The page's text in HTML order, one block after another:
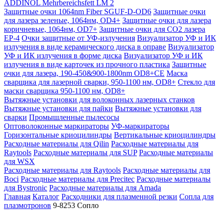
ADDINOL Mehrbereichsfett LM 2
Защитные очки 1064nm Fiber SGUF-D-OD6 Защитные очки
для лазера зеленые, 1064нм, OD4+ Защитные очки для лазера
коричневые, 1064нм, OD7+ Защитные очки для CO2 лазера
EP-4 Очки защитные от УФ-излучения Визуализатор УФ и ИК
излучения в виде керамического диска в оправе Визуализатор
УФ и ИК излучения в форме диска Визуализатор УФ и ИК
излучения в виде карточек из прочного пластика Защитные
очки для лазера, 190-450&900-1800nm OD8+CE Маска
сварщика для лазерной сварки, 950-1100 нм, OD8+ Стекло для
маски сварщика 950-1100 нм, OD8+
Вытяжные установки для волоконных лазерных станков
Вытяжные установки для пайки Вытяжные установки для
сварки Промышленные пылесосы
Оптоволоконные маркираторы УФ-маркираторы
Горизонтальные криоцилиндры Вертикальные криоцилиндры
Расходные материалы для Qilin Расходные материалы для
Raytools Расходные материалы для SUP Расходные материалы
для WSX
Расходные материалы для Raytools Расходные материалы для
Boci Расходные материалы для Precitec Расходные материалы
для Bystronic Расходные материалы для Amada
Главная Каталог Расходники для плазменной резки Сопла для
плазмотронов 9-8253 Сопло